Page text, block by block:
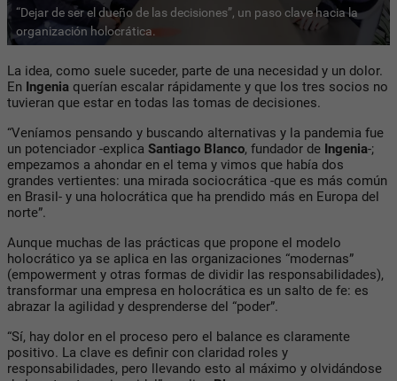
“Dejar de ser el dueño de las decisiones”, un paso clave hacia la
organización holocrática.
La idea, como suele suceder, parte de una necesidad y un dolor.
En Ingenia querían escalar rápidamente y que los tres socios no
tuvieran que estar en todas las tomas de decisiones.
“Veníamos pensando y buscando alternativas y la pandemia fue
un potenciador -explica Santiago Blanco, fundador de Ingenia-;
empezamos a ahondar en el tema y vimos que había dos
grandes vertientes: una mirada sociocrática -que es más común
en Brasil- y una holocrática que ha prendido más en Europa del
norte”.
Aunque muchas de las prácticas que propone el modelo
holocrático ya se aplica en las organizaciones “modernas”
(empowerment y otras formas de dividir las responsabilidades),
transformar una empresa en holocrática es un salto de fe: es
abrazar la agilidad y desprenderse del “poder”.
“Sí, hay dolor en el proceso pero el balance es claramente
positivo. La clave es definir con claridad roles y
responsabilidades, pero llevando esto al máximo y olvidándose